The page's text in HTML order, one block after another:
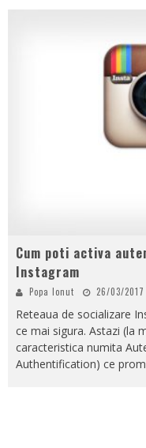
Cum poti activa
Instagram
Popa Ionut 26/03/2017
Reteaua de socializare
ce mai sigura. Astazi (la
caracteristica numita
Authentification) ce